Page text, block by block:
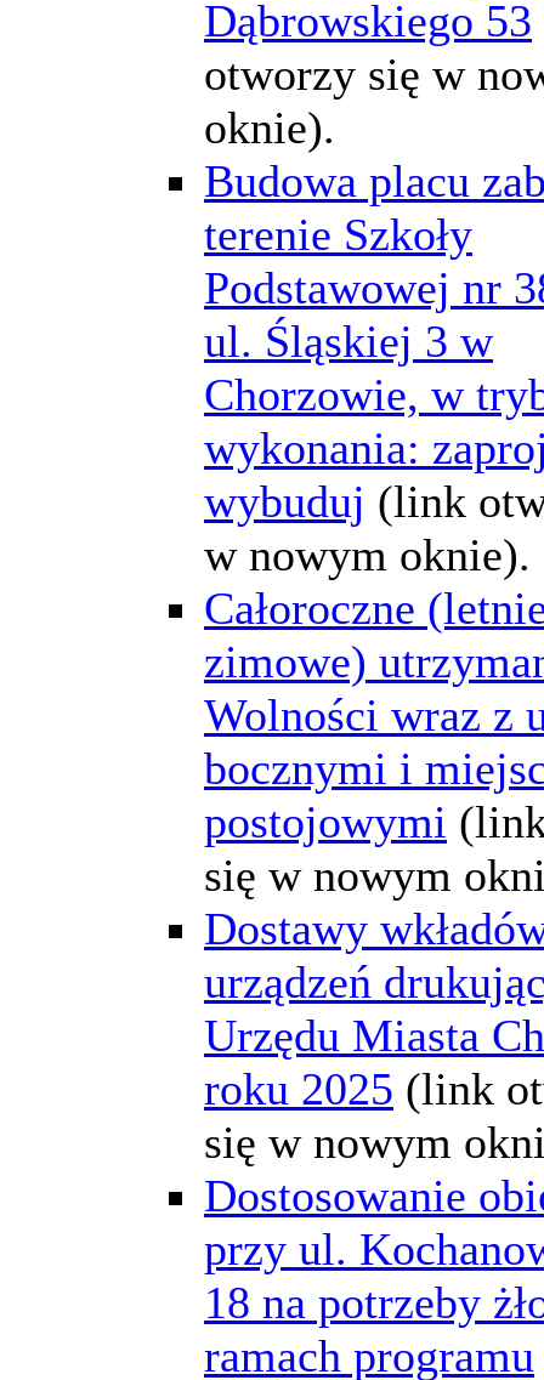
Dąbrowskiego 53
otworzy się w
oknie).
Budowa placu
terenie Szkoły
Podstawowej nr
ul. Śląskiej 3 w
Chorzowie, w
wykonania:
wybuduj (link
w nowym oknie).
Całoroczne
zimowe)
Wolności wraz z
bocznymi i
postojowymi
się w nowym
Dostawy
urządzeń
Urzędu Miasta
roku 2025 (link
się w nowym
Dostosowanie
przy ul.
18 na potrzeby
ramach programu